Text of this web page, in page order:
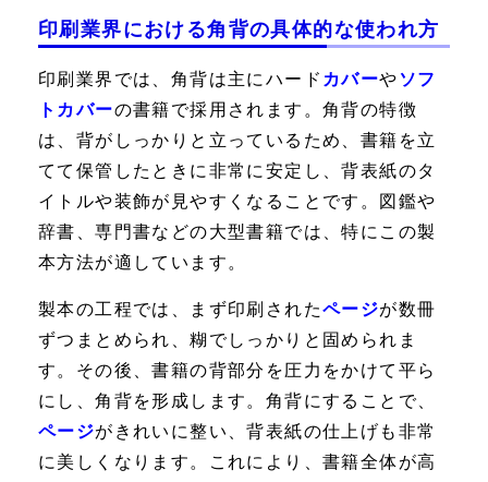
印刷業界における角背の具体的な使われ方
印刷業界では、角背は主にハード カバーや ソフ
トカバーの書籍で採用されます。角背の特徴
は、背がしっかりと立っているため、書籍を立
てて保管したときに非常に安定し、背表紙のタ
イトルや装飾が見やすくなることです。図鑑や
辞書、専門書などの大型書籍では、特にこの製
本方法が適しています。
製本の工程では、まず印刷されたページが数冊
ずつまとめられ、糊でしっかりと固められま
す。その後、書籍の背部分を圧力をかけて平ら
にし、角背を形成します。角背にすることで、
ページがきれいに整い、背表紙の仕上げも非常
に美しくなります。これにより、書籍全体が高